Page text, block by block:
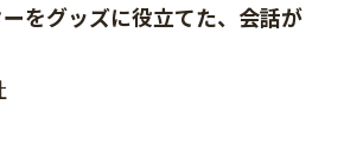
をグッズに役立てた、会話が